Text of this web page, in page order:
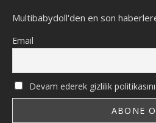
Multibabydoll'den en son
Email
Devam ederek gizlilik